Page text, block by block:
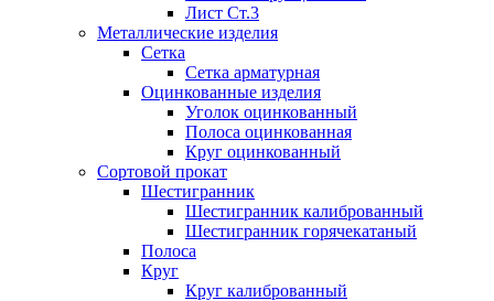
Лист Ст.3
Металлические изделия
Сетка
Сетка арматурная
Оцинкованные изделия
Уголок оцинкованный
Полоса оцинкованная
Круг оцинкованный
Сортовой прокат
Шестигранник
Шестигранник калиброванный
Шестигранник горячекатаный
Полоса
Круг
Круг калиброванный